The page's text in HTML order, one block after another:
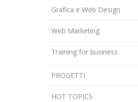
Grafica e Web Design
Web Marketing
Training for business
PROGETTI
HOT TOPICS